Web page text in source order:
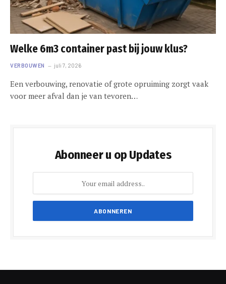
Welke 6m3 container past bij jouw klus?
VERBOUWEN juli 7, 2026
Een verbouwing, renovatie of grote opruiming zorgt vaak
voor meer afval dan je van tevoren…
Abonneer u op Updates